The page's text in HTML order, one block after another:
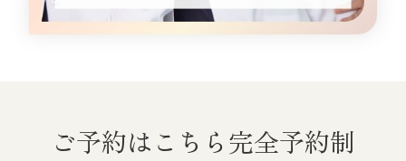
ご予約はこちら 完全予約制